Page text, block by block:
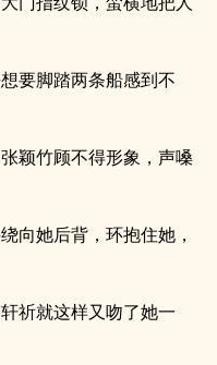
要脚踏两条船感到不
颖竹顾不得形象，声嗓
向她后背，环抱住她，
祈就这样又吻了她一